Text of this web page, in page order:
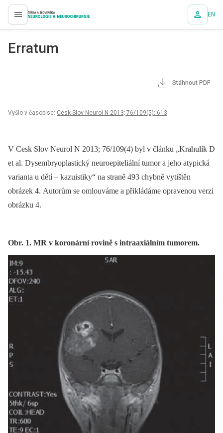
proLékaře.cz EN
Erratum
Stáhnout PDF
Vyšlo v časopise: Cesk Slov Neurol N 2013; 76/109(5): 613
V Cesk Slov Neurol N 2013; 76/109(4) byl v článku „Krahulík D
et al. Dysembryoplastický neuroepiteliální tumor a jeho atypická
varianta u dětí –⁠ kazuistiky“ na straně 493 chybně vytištěn
obrázek 4. Autorům se omlouváme a přikládáme opravenou verzi
obrázku 4.
Obr. 1. MR v koronární rovině s intraaxiálním tumorem.